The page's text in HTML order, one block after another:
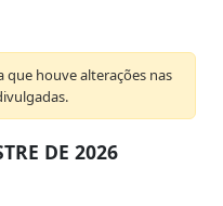
que houve alterações nas
DE 2026